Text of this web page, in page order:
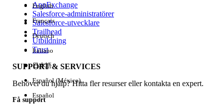
AppExchange
Salesforce-administratörer
Salesforce-utvecklare
Trailhead
Utbildning
Trust
SUPPORT & SERVICES
Behöver du hjälp? Hitta fler resurser eller kontakta en expert.
Få support
English
Français
Deutsch
Italiano
日本語
Español (México)
Español